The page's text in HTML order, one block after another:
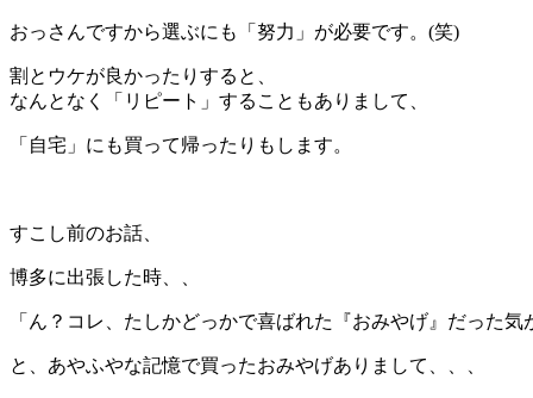
おっさんですから選ぶにも「努力」が必要です。(笑)
割とウケが良かったりすると、
なんとなく「リピート」することもありまして、
「自宅」にも買って帰ったりもします。
すこし前のお話、
博多に出張した時、、
「ん？コレ、たしかどっかで喜ばれた『おみやげ』だった気
と、あやふやな記憶で買ったおみやげありまして、、、